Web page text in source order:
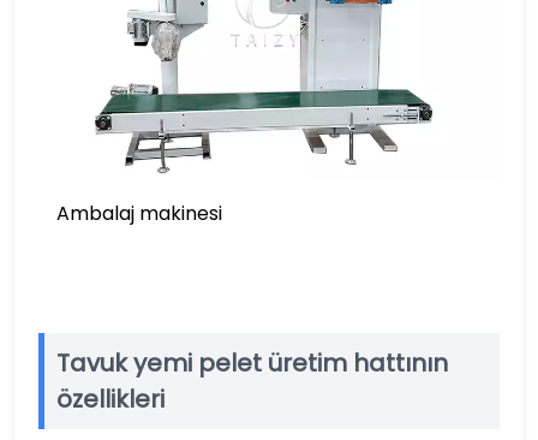
Ambalaj makinesi
Tavuk yemi pelet üretim hattının
özellikleri